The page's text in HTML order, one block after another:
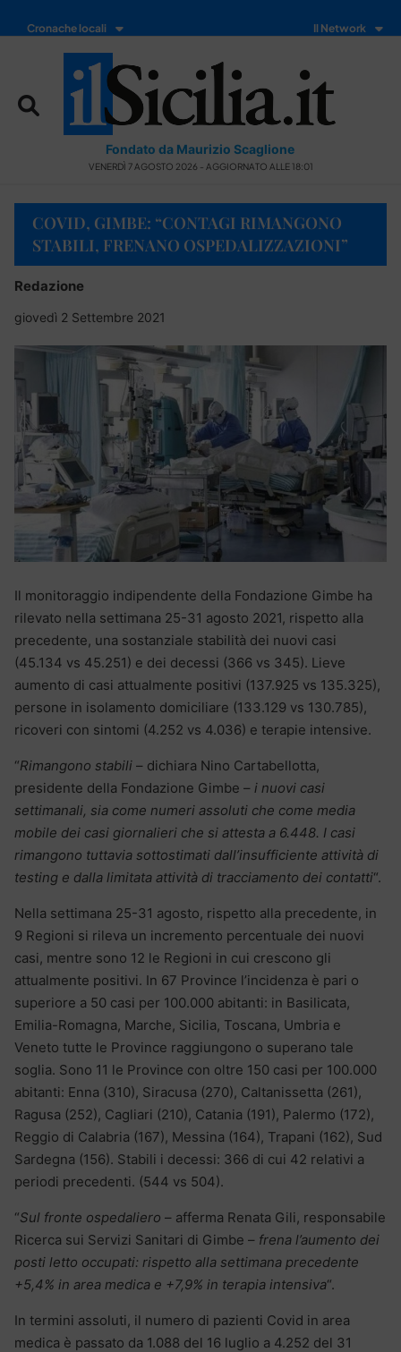
Cronache locali Il Network
Fondato da Maurizio Scaglione
VENERDÌ 7 AGOSTO 2026 - AGGIORNATO ALLE 18:01
COVID, GIMBE: “CONTAGI RIMANGONO
STABILI, FRENANO OSPEDALIZZAZIONI”
Redazione
giovedì 2 Settembre 2021
Il monitoraggio indipendente della Fondazione Gimbe ha
rilevato nella settimana 25-31 agosto 2021, rispetto alla
precedente, una sostanziale stabilità dei nuovi casi
(45.134 vs 45.251) e dei decessi (366 vs 345). Lieve
aumento di casi attualmente positivi (137.925 vs 135.325),
persone in isolamento domiciliare (133.129 vs 130.785),
ricoveri con sintomi (4.252 vs 4.036) e terapie intensive.
“Rimangono stabili – dichiara Nino Cartabellotta,
presidente della Fondazione Gimbe – i nuovi casi
settimanali, sia come numeri assoluti che come media
mobile dei casi giornalieri che si attesta a 6.448. I casi
rimangono tuttavia sottostimati dall’insufficiente attività di
testing e dalla limitata attività di tracciamento dei contatti“.
Nella settimana 25-31 agosto, rispetto alla precedente, in
9 Regioni si rileva un incremento percentuale dei nuovi
casi, mentre sono 12 le Regioni in cui crescono gli
attualmente positivi. In 67 Province l’incidenza è pari o
superiore a 50 casi per 100.000 abitanti: in Basilicata,
Emilia-Romagna, Marche, Sicilia, Toscana, Umbria e
Veneto tutte le Province raggiungono o superano tale
soglia. Sono 11 le Province con oltre 150 casi per 100.000
abitanti: Enna (310), Siracusa (270), Caltanissetta (261),
Ragusa (252), Cagliari (210), Catania (191), Palermo (172),
Reggio di Calabria (167), Messina (164), Trapani (162), Sud
Sardegna (156). Stabili i decessi: 366 di cui 42 relativi a
periodi precedenti. (544 vs 504).
“Sul fronte ospedaliero – afferma Renata Gili, responsabile
Ricerca sui Servizi Sanitari di Gimbe – frena l’aumento dei
posti letto occupati: rispetto alla settimana precedente
+5,4% in area medica e +7,9% in terapia intensiva“.
In termini assoluti, il numero di pazienti Covid in area
medica è passato da 1.088 del 16 luglio a 4.252 del 31